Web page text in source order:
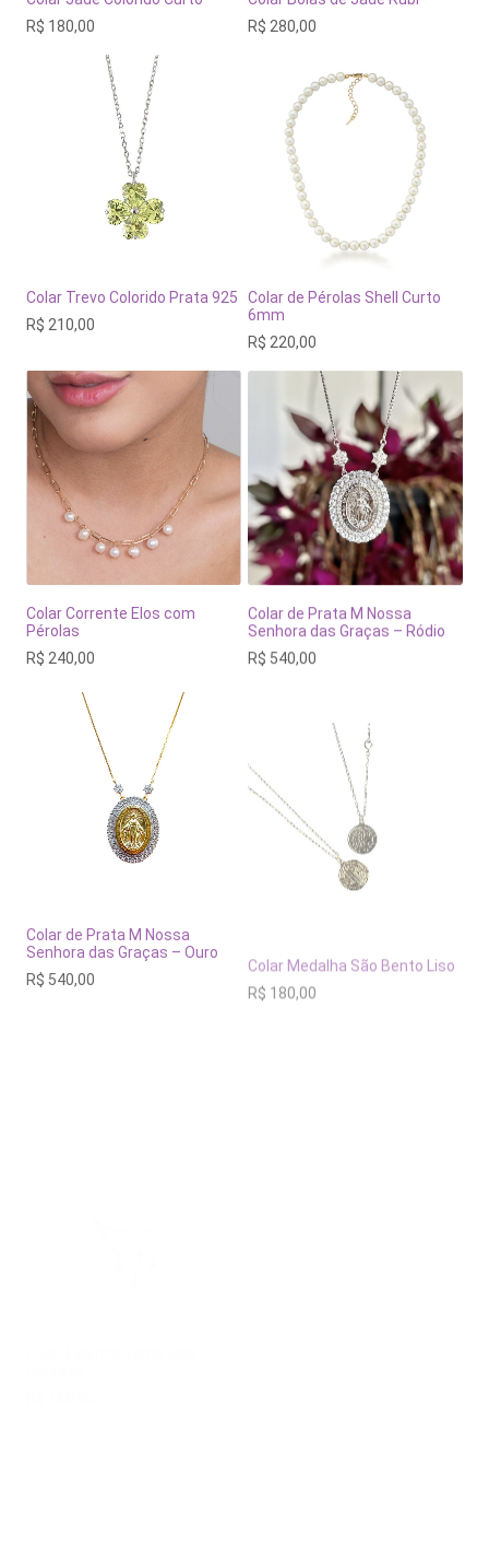
R$ 180,00
R$ 280,00
Colar Trevo Colorido Prata 925
R$ 210,00
Colar de Pérolas Shell Curto
6mm
R$ 220,00
Colar Corrente Elos com
Pérolas
R$ 240,00
Colar de Prata M Nossa
Senhora das Graças – Ródio
R$ 540,00
Colar de Prata M Nossa
Senhora das Graças – Ouro
R$ 540,00
R$ 180,00